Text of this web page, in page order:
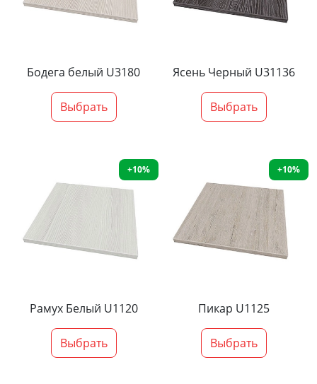
Бодега белый U3180
Выбрать
Ясень Черный U31136
Выбрать
+10%
Рамух Белый U1120
Выбрать
+10%
Пикар U1125
Выбрать